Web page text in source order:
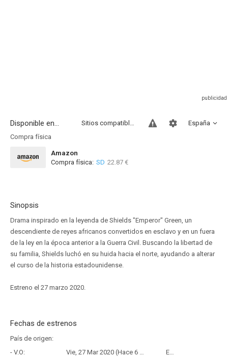
Disponible en... España
Sitios compatibles
Compra física
Amazon
Compra física: SD 22.87 €
Sinopsis
Drama inspirado en la leyenda de Shields "Emperor" Green, un
descendiente de reyes africanos convertidos en esclavo y en un fuera
de la ley en la época anterior a la Guerra Civil. Buscando la libertad de
su familia, Shields luchó en su huida hacia el norte, ayudando a alterar
el curso de la historia estadounidense.
Estreno el 27 marzo 2020.
Fechas de estrenos
País de origen:
- V.O:
Vie, 27 Mar 2020 (Hace 6 años y 4 meses) Estreno